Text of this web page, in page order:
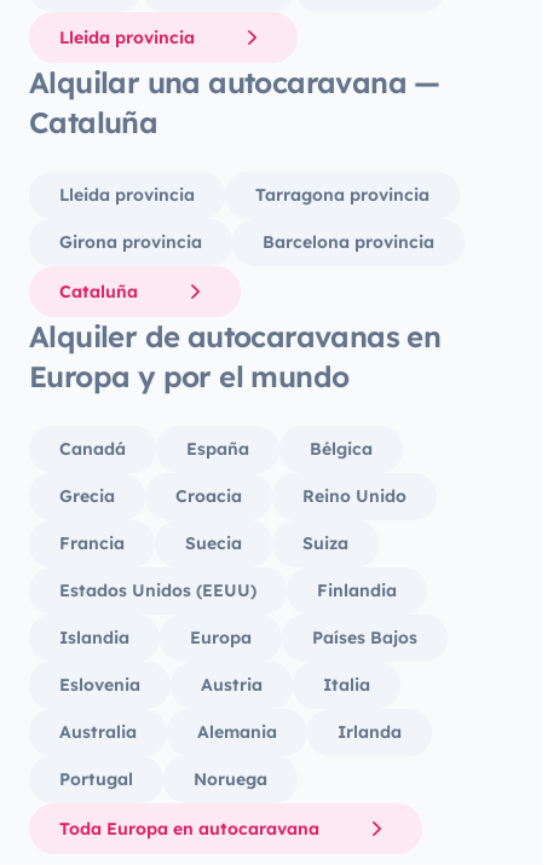
Lleida provincia
Alquilar una autocaravana —
Cataluña
Lleida provincia Tarragona provincia
Girona provincia Barcelona provincia
Cataluña
Alquiler de autocaravanas en
Europa y por el mundo
Canadá España Bélgica
Grecia Croacia Reino Unido
Francia Suecia Suiza
Estados Unidos (EEUU) Finlandia
Islandia Europa Países Bajos
Eslovenia Austria Italia
Australia Alemania Irlanda
Portugal Noruega
Toda Europa en autocaravana